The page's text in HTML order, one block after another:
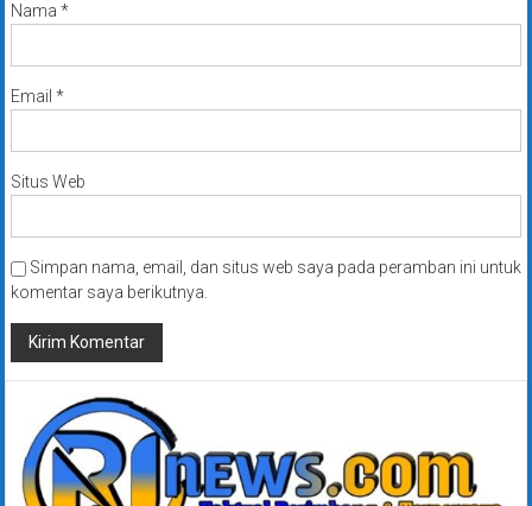
Nama *
Email *
Situs Web
Simpan nama, email, dan situs web saya pada peramban ini untuk
komentar saya berikutnya.